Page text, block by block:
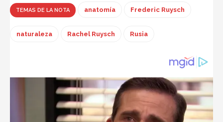
TEMAS DE LA NOTA anatomía Frederic Ruysch
naturaleza Rachel Ruysch Rusia